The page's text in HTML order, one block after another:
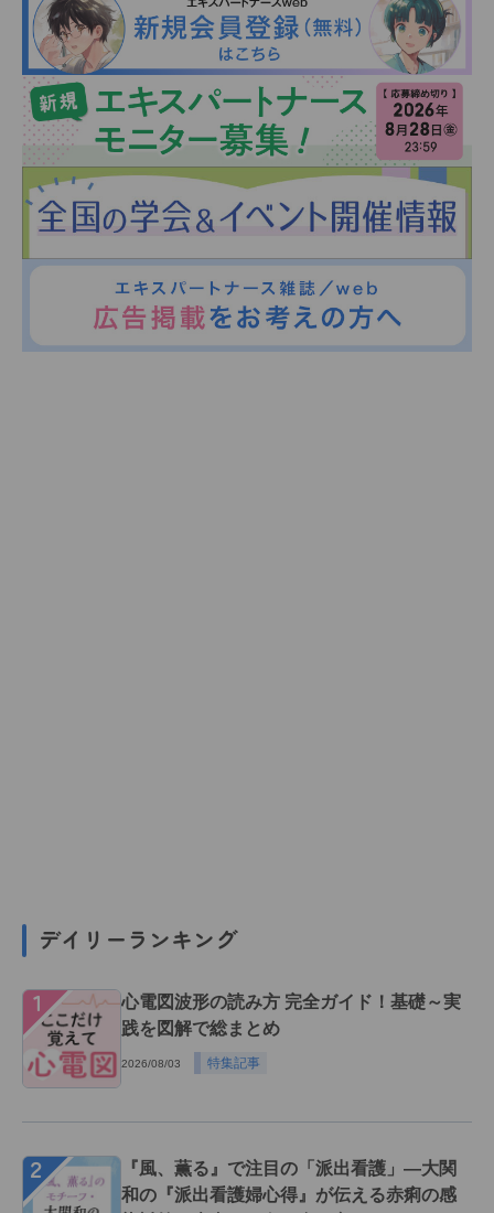
デイリーランキング
１
心電図波形の読み方 完全ガイド！基礎～実
践を図解で総まとめ
2026/08/03 特集記事
２
『風、薫る』で注目の「派出看護」―大関
和の『派出看護婦心得』が伝える赤痢の感